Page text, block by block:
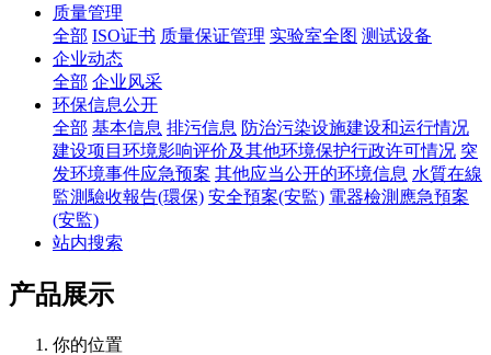
质量管理
全部 ISO证书 质量保证管理 实验室全图 测试设备
企业动态
全部 企业风采
环保信息公开
全部 基本信息 排污信息 防治污染设施建设和运行情况
建设项目环境影响评价及其他环境保护行政许可情况 突
发环境事件应急预案 其他应当公开的环境信息 水質在線
監測驗收報告(環保) 安全預案(安監) 電器檢測應急預案
(安監)
站内搜索
产品展示
你的位置